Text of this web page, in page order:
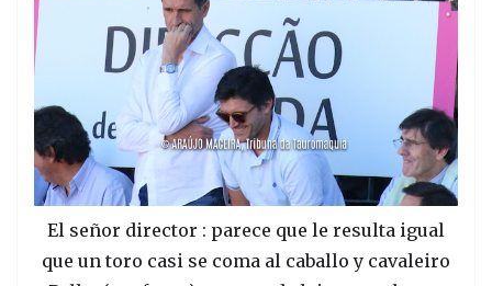
El señor director : parece que le resulta igual
que un toro casi se coma al caballo y cavaleiro